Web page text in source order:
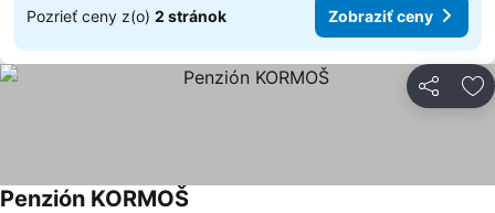
Pozrieť ceny z(o) 2 stránok Zobraziť ceny
Zdieľať
Penzión KORMOŠ